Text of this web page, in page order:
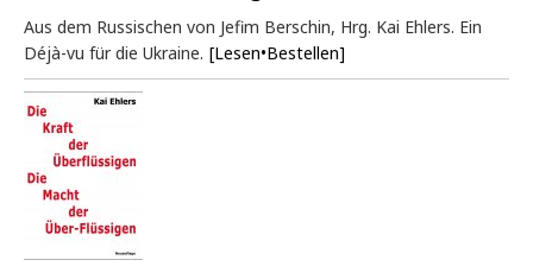
Aus dem Russischen von Jefim Berschin, Hrg. Kai Ehlers. Ein
Déjà-vu für die Ukraine. [Lesen•Bestellen]